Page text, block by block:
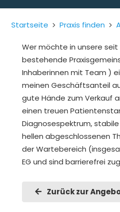
Startseite Praxis finden
Wer möchte in unsere seit
bestehende
Inhaberinnen mit Team )
meinen Geschäftsanteil
gute Hände zum Verkauf
einen treuen
Diagnosespektrum,
hellen abgeschlossenen
der Wartebereich
EG und sind barrierefrei
Zurück zur